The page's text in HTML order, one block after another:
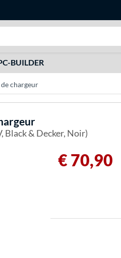
BUILDER
chargeur
Black & Decker, Noir)
€ 70,90